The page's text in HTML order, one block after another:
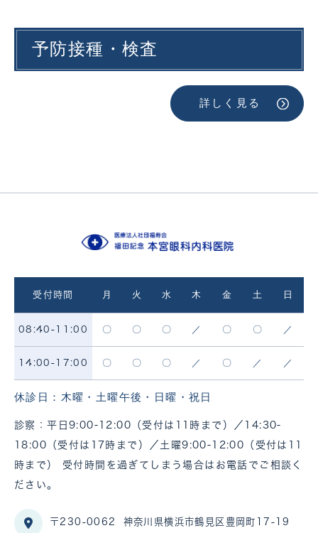
予防接種・検査
詳しく見る
受付時間 月 火 水 木 金 土 日
08:40-11:00 〇 〇 〇 ／ 〇 〇 ／
14:00-17:00 〇 〇 〇 ／ 〇 ／ ／
休診日：木曜・土曜午後・日曜・祝日
診察：平日9:00-12:00（受付は11時まで）／14:30-
18:00（受付は17時まで）／土曜9:00-12:00（受付は11
時まで） 受付時間を過ぎてしまう場合はお電話でご相談く
ださい。
〒230-0062
神奈川県横浜市鶴見区豊岡町17-19